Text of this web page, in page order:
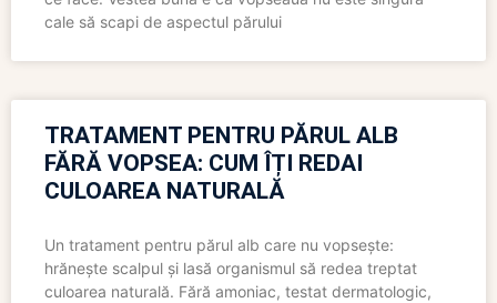
cale să scapi de aspectul părului
TRATAMENT PENTRU PĂRUL ALB
FĂRĂ VOPSEA: CUM ÎȚI REDAI
CULOAREA NATURALĂ
Un tratament pentru părul alb care nu vopsește:
hrănește scalpul și lasă organismul să redea treptat
culoarea naturală. Fără amoniac, testat dermatologic,